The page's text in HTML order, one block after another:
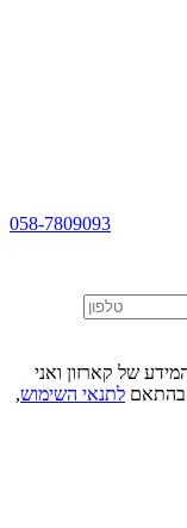
058-7809093
של קארזון ואני
בהתאם לתנאי השימוש,